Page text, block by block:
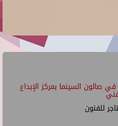
صالون السينما بمركز الإبداع
للفنون